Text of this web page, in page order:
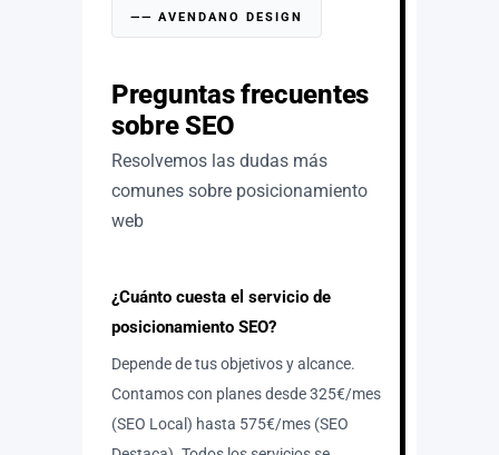
—— AVENDANO DESIGN
Preguntas frecuentes
sobre SEO
Resolvemos las dudas más
comunes sobre posicionamiento
web
¿Cuánto cuesta el servicio de
posicionamiento SEO?
Depende de tus objetivos y alcance.
Contamos con planes desde 325€/mes
(SEO Local) hasta 575€/mes (SEO